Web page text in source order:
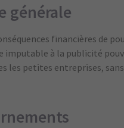
générale
financières de
imputable à la publicité
les petites entreprises,